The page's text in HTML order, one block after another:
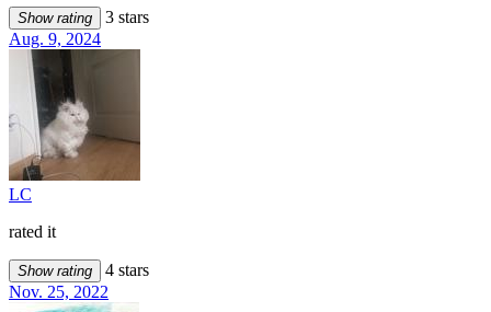
Show rating
3 stars
Aug. 9, 2024
LC
rated it
Show rating
4 stars
Nov. 25, 2022